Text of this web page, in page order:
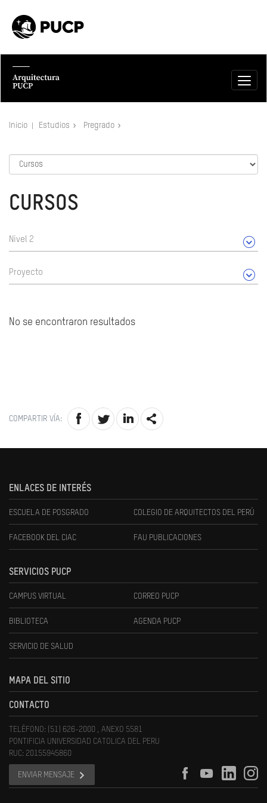
Inicio Estudios Pregrado
CURSOS
Nivel 2
Proyecto
No se encontraron resultados
COMPARTIR VÍA:
ENLACES DE INTERÉS
ESCUELA DE POSGRADO COLEGIO DE ARQUITECTOS DEL PERÚ
FACEBOOK DEL CIAC FAU PUBLICACIONES
SERVICIOS PUCP
CAMPUS VIRTUAL CORREO PUCP
BIBLIOTECA AGENDA PUCP
SERVICIO DE SALUD
MAPA DEL SITIO
CONTACTO
TELÉFONO: (51) 626-2000 , ANEXO 5581
PONTIFICIA UNIVERSIDAD CATOLICA DEL PERU
RUC: 20155945860
ENVIAR MENSAJE